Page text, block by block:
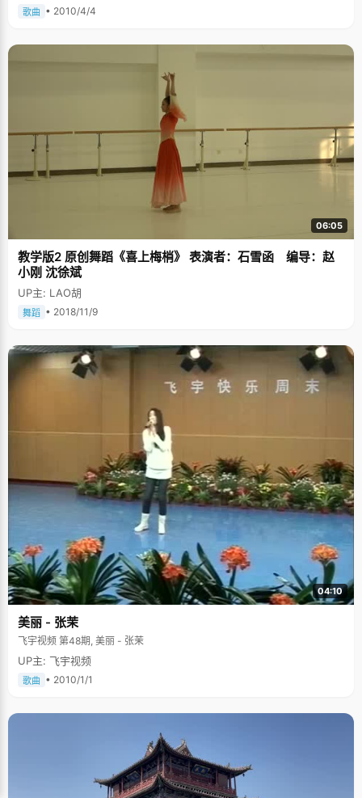
歌曲 • 2010/4/4
06:05
教学版2 原创舞蹈《喜上梅梢》 表演者：石雪函 编导：赵
小刚 沈徐斌
UP主: LAO胡
舞蹈 • 2018/11/9
04:10
美丽 - 张茉
飞宇视频 第48期, 美丽 - 张茉
UP主: 飞宇视频
歌曲 • 2010/1/1